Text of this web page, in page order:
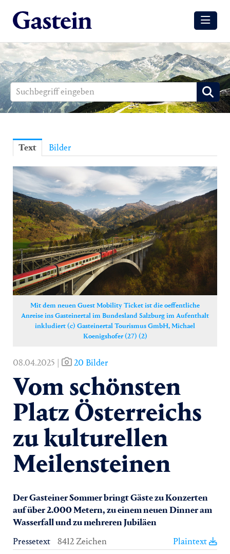
Meldungen
Winter
Media
Gesundheit
Sommer
Winter
Yoga
Pressekontakt
Text Bilder
Mit dem neuen Guest Mobility Ticket ist die oeffentliche
Anreise ins Gasteinertal im Bundesland Salzburg im Aufenthalt
inkludiert (c) Gasteinertal Tourismus GmbH, Michael
Koenigshofer (27) (2)
08.04.2025 | 20 Bilder
Vom schönsten
Platz Österreichs
zu kulturellen
Meilensteinen
Der Gasteiner Sommer bringt Gäste zu Konzerten
auf über 2.000 Metern, zu einem neuen Dinner am
Wasserfall und zu mehreren Jubiläen
Pressetext
8412 Zeichen
Plaintext